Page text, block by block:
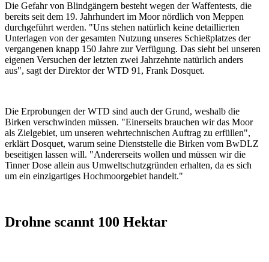
Die Gefahr von Blindgängern besteht wegen der Waffentests, die
bereits seit dem 19. Jahrhundert im Moor nördlich von Meppen
durchgeführt werden. "Uns stehen natürlich keine detaillierten
Unterlagen von der gesamten Nutzung unseres Schießplatzes der
vergangenen knapp 150 Jahre zur Verfügung. Das sieht bei unseren
eigenen Versuchen der letzten zwei Jahrzehnte natürlich anders
aus", sagt der Direktor der WTD 91, Frank Dosquet.
Die Erprobungen der WTD sind auch der Grund, weshalb die
Birken verschwinden müssen. "Einerseits brauchen wir das Moor
als Zielgebiet, um unseren wehrtechnischen Auftrag zu erfüllen",
erklärt Dosquet, warum seine Dienststelle die Birken vom BwDLZ
beseitigen lassen will. "Andererseits wollen und müssen wir die
Tinner Dose allein aus Umweltschutzgründen erhalten, da es sich
um ein einzigartiges Hochmoorgebiet handelt."
Drohne scannt 100 Hektar